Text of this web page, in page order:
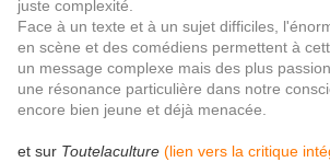
juste complexité.
Face à un texte et à un sujet difficiles,
en scène et des comédiens permettent à
un message complexe mais des plus
une résonance particulière dans notre
encore bien jeune et déjà menacée.
et sur Toutelaculture (lien vers la critique